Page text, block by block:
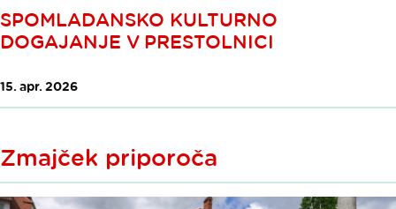
SPOMLADANSKO KULTURNO
DOGAJANJE V PRESTOLNICI
15. apr. 2026
Zmajček priporoča